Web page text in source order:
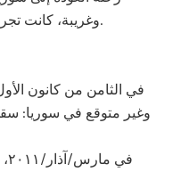
وغريبة، كانت تجربةً سعيدة وحزينة في الوقت ذاته.
وغير متوقع في سوريا: